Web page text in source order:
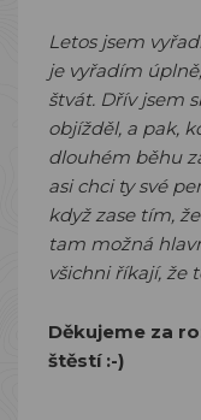
Letos jsem
je vyřadím
štvát. Dřív jsem
objížděl, a pak,
dlouhém běhu
asi chci ty své
když zase tím,
tam možná
všichni říkají, že
Děkujeme za
štěstí :-)